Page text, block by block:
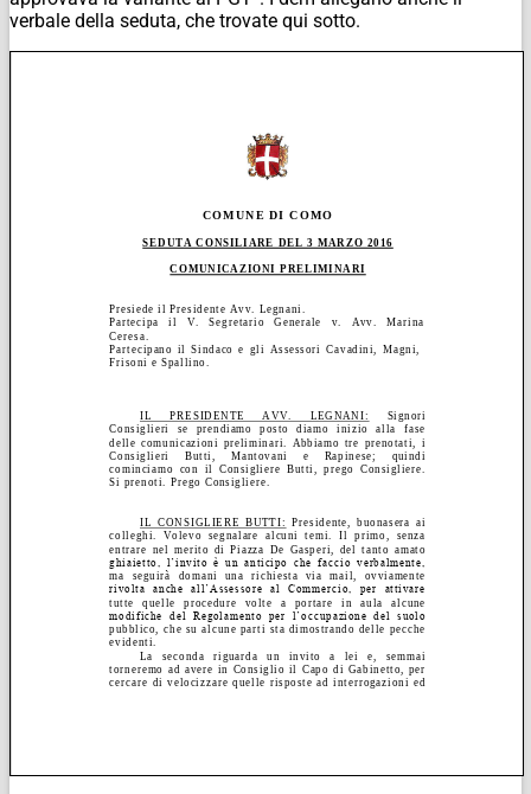
verbale della seduta, che trovate qui sotto.